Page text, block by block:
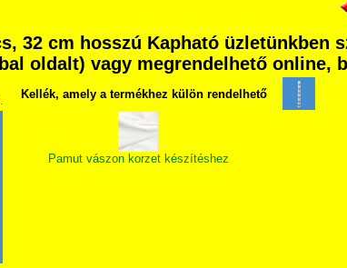
32 cm hosszú Kapható üzletünkben
oldalt) vagy megrendelhető online,
Kellék, amely a termékhez külön rendelhető
Pamut vászon korzet készítéshez